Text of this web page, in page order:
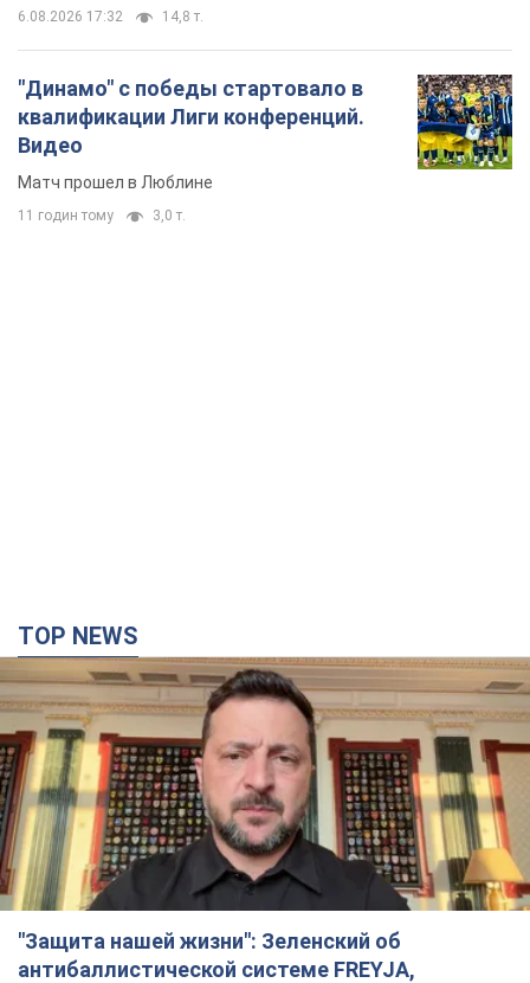
6.08.2026 17:32 14,8 т.
"Динамо" с победы стартовало в
квалификации Лиги конференций.
Видео
Матч прошел в Люблине
11 годин тому 3,0 т.
TOP NEWS
"Защита нашей жизни": Зеленский об
антибаллистической системе FREYJA,